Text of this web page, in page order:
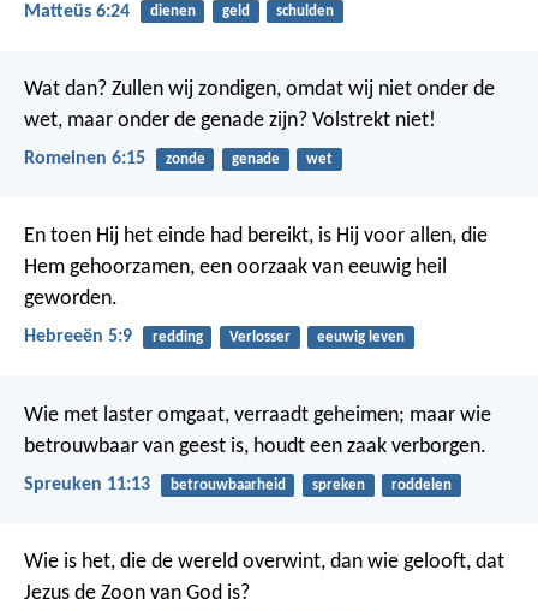
Matteüs 6:24 dienen geld schulden
Wat dan? Zullen wij zondigen, omdat wij niet onder de
wet, maar onder de genade zijn? Volstrekt niet!
Romeinen 6:15 zonde genade wet
En toen Hij het einde had bereikt, is Hij voor allen, die
Hem gehoorzamen, een oorzaak van eeuwig heil
geworden.
Hebreeën 5:9 redding Verlosser eeuwig leven
Wie met laster omgaat, verraadt geheimen; maar wie
betrouwbaar van geest is, houdt een zaak verborgen.
Spreuken 11:13 betrouwbaarheid spreken roddelen
Wie is het, die de wereld overwint, dan wie gelooft, dat
Jezus de Zoon van God is?